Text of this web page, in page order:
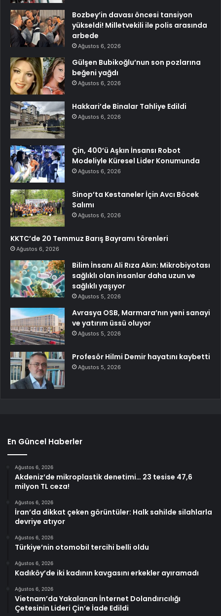
Bozbey’in davası öncesi tansiyon
yükseldi! Milletvekili ile polis arasında
arbede
Ağustos 6, 2026
Gülşen Bubikoğlu’nun son pozlarına
beğeni yağdı
Ağustos 6, 2026
Hakkari’de Binalar Tahliye Edildi
Ağustos 6, 2026
Çin, 400’ü Aşkın İnsansı Robot
Modeliyle Küresel Lider Konumunda
Ağustos 6, 2026
Sinop’ta Kestaneler İçin Avcı Böcek
Salımı
Ağustos 6, 2026
KKTC’de 20 Temmuz Barış Bayramı törenleri
Ağustos 6, 2026
Bilim İnsanı Ali Rıza Akın: Mikrobiyotası
sağlıklı olan insanlar daha uzun ve
sağlıklı yaşıyor
Ağustos 5, 2026
Avrasya OSB, Marmara’nın yeni sanayi
ve yatırım üssü oluyor
Ağustos 5, 2026
Profesör Hilmi Demir hayatını kaybetti
Ağustos 5, 2026
En Güncel Haberler
Ağustos 6, 2026
Akdeniz’de mikroplastik denetimi… 23 tesise 47,6
milyon TL ceza!
Ağustos 6, 2026
İran’da dikkat çeken görüntüler: Halk sahilde silahlarla
devriye atıyor
Ağustos 6, 2026
Türkiye’nin otomobil tercihi belli oldu
Ağustos 6, 2026
Kadıköy’de iki kadının kavgasını erkekler ayıramadı
Ağustos 6, 2026
Vietnam’da Yakalanan İnternet Dolandırıcılığı
Çetesinin Lideri Çin’e İade Edildi